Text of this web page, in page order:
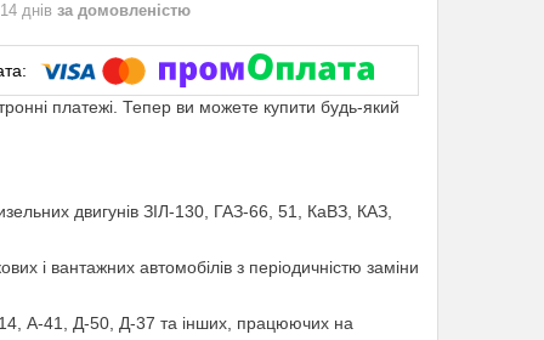
днів за домовленістю
платежі. Тепер ви можете купити будь-який
двигунів ЗІЛ-130, ГАЗ-66, 51, КаВЗ, КАЗ,
і вантажних автомобілів з періодичністю заміни
А-41, Д-50, Д-37 та інших, працюючих на